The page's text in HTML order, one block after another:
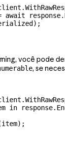
.
await response.
);
você pode
, se
.
in response.
item);